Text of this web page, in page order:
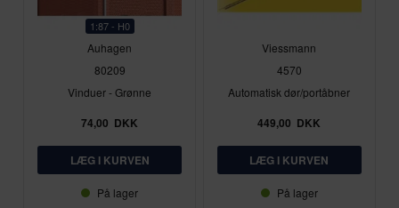
1:87 - H0
Auhagen
80209
Vinduer - Grønne
74,00 DKK
På lager
Viessmann
4570
Automatisk dør/portåbner
449,00 DKK
På lager